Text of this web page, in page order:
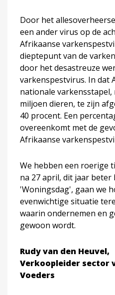
Door het
een ander virus op de
Afrikaanse
dieptepunt van de
door het desastreuze
varkenspestvirus. In dat
nationale varkensstapel,
miljoen dieren, te zijn
40 procent. Een
overeenkomt met de
Afrikaanse
We hebben een roerige
na 27 april, dit jaar beter
'Woningsdag', gaan we
evenwichtige situatie
waarin ondernemen en
gewoon wordt.
Rudy van den Heuvel,
Verkoopleider sector
Voeders